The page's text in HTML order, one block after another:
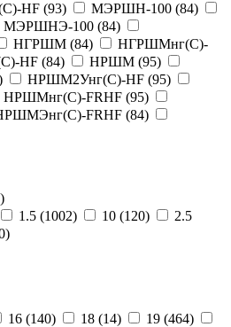
HF (93) МЭРШН-100 (84)
МЭРШНЭ-100 (84)
НГРШМ (84)
НГРШМнг(С)-
HF (84) НРШМ (95)
НРШМ2Унг(С)-HF (95)
НРШМнг(С)-FRHF (95)
FRHF (84)
)
1.5 (1002) 10 (120)
2.5
)
16 (140) 18 (14) 19 (464)